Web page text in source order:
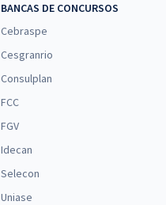
BANCAS DE CONCURSOS
Cebraspe
Cesgranrio
Consulplan
FCC
FGV
Idecan
Selecon
Uniase